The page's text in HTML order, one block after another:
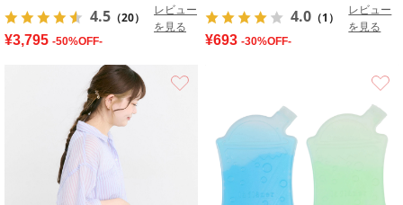
4.5 （20）
レビュー
を見る
¥3,795 -50%OFF-
4.0 （1）
レビュー
を見る
¥693 -30%OFF-